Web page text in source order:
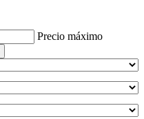
Precio máximo